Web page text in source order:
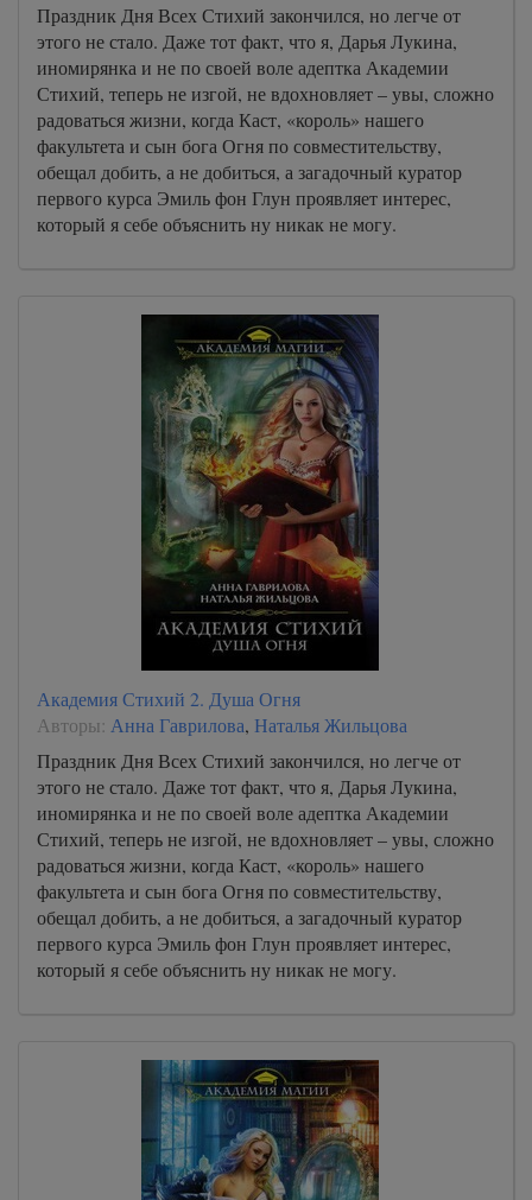
Праздник Дня Всех Стихий закончился, но легче от
этого не стало. Даже тот факт, что я, Дарья Лукина,
иномирянка и не по своей воле адептка Академии
Стихий, теперь не изгой, не вдохновляет – увы, сложно
радоваться жизни, когда Каст, «король» нашего
факультета и сын бога Огня по совместительству,
обещал добить, а не добиться, а загадочный куратор
первого курса Эмиль фон Глун проявляет интерес,
который я себе объяснить ну никак не могу.
Академия Стихий 2. Душа Огня
Авторы: Анна Гаврилова, Наталья Жильцова
Праздник Дня Всех Стихий закончился, но легче от
этого не стало. Даже тот факт, что я, Дарья Лукина,
иномирянка и не по своей воле адептка Академии
Стихий, теперь не изгой, не вдохновляет – увы, сложно
радоваться жизни, когда Каст, «король» нашего
факультета и сын бога Огня по совместительству,
обещал добить, а не добиться, а загадочный куратор
первого курса Эмиль фон Глун проявляет интерес,
который я себе объяснить ну никак не могу.